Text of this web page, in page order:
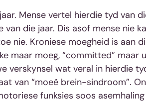
Mense vertel hierdie tyd van
van die jaar. Dis asof mense nie
nie. Kroniese moegheid is aan
maar moeg, “committed” maar
verskynsel wat veral in hierdie
van “moeë brein-sindroom”.
funksies soos